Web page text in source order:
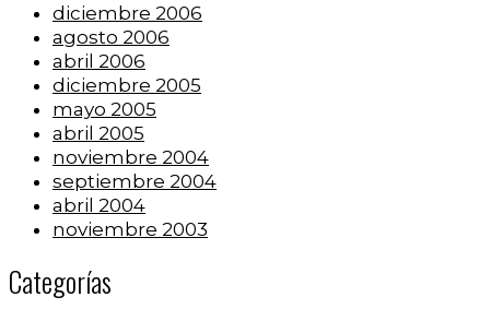
diciembre 2006
agosto 2006
abril 2006
diciembre 2005
mayo 2005
abril 2005
noviembre 2004
septiembre 2004
abril 2004
noviembre 2003
Categorías